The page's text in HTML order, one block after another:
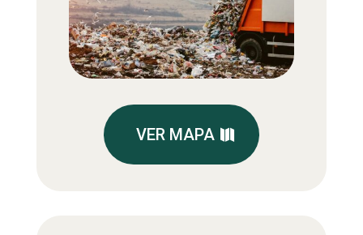
VER MAPA